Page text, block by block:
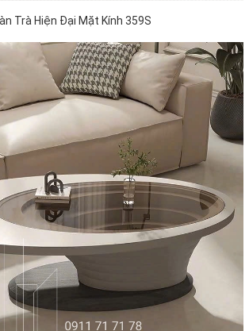
Trà Hiện Đại Mặt Kính 359S